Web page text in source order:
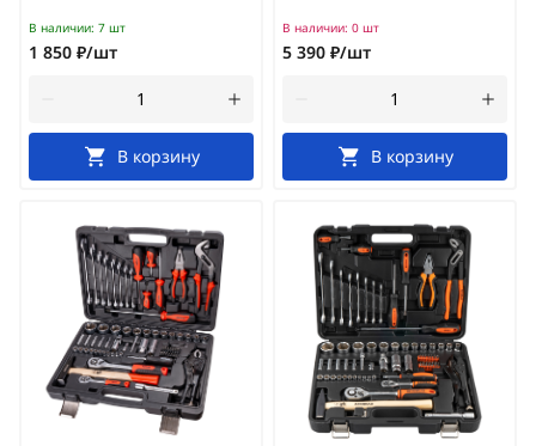
В наличии: 7 шт
1 850 ₽/шт
В корзину
В наличии: 0 шт
5 390 ₽/шт
В корзину